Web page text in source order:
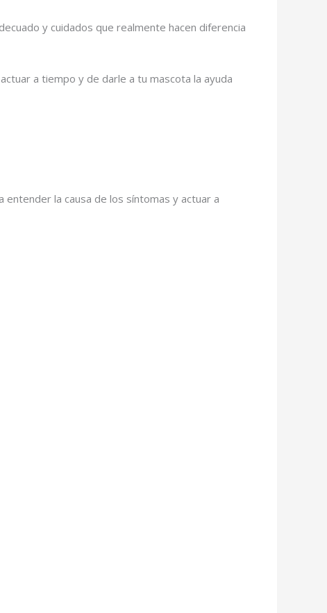
y cuidados que realmente hacen diferencia
a tiempo y de darle a tu mascota la ayuda
entender la causa de los síntomas y actuar a